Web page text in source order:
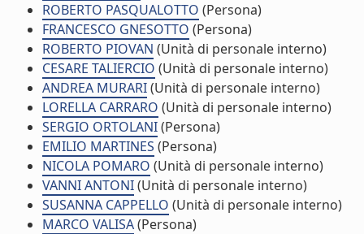
ROBERTO PASQUALOTTO (Persona)
FRANCESCO GNESOTTO (Persona)
ROBERTO PIOVAN (Unità di personale interno)
CESARE TALIERCIO (Unità di personale interno)
ANDREA MURARI(Unità di personale interno)
LORELLA CARRARO (Unità di personale interno)
SERGIO ORTOLANI(Persona)
EMILIO MARTINES (Persona)
NICOLA POMARO (Unità di personale interno)
VANNI ANTONI(Unità di personale interno)
SUSANNA CAPPELLO (Unità di personale interno)
MARCO VALISA(Persona)